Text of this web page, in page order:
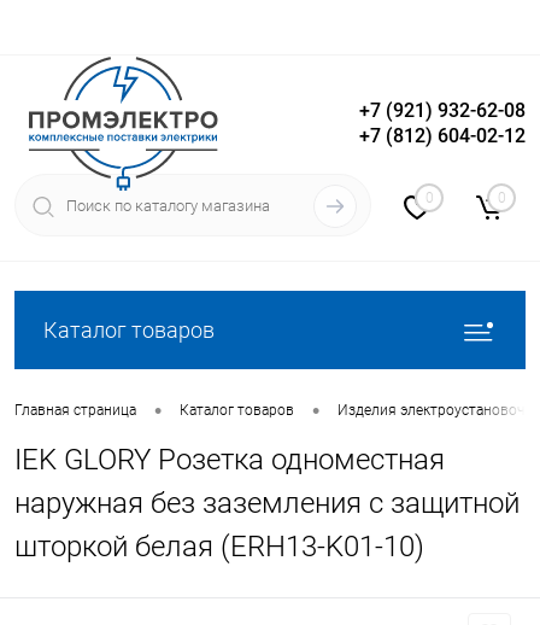
Вход Регистрация
+7 (921) 932-62-08
+7 (812) 604-02-12
0 0
Каталог товаров
Главная страница • Каталог товаров • Изделия
IEK GLORY Розетка одноместная
наружная без заземления с защитной
шторкой белая (ERH13-K01-10)